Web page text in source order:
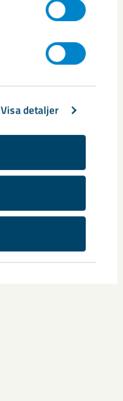
Visa detaljer
från ett flertal
position så